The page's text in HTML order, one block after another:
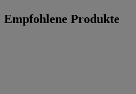
Empfohlene Produkte